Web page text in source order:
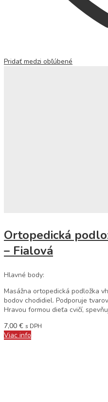
Pridať medzi obľúbené
Ortopedická
– Fialová
Hlavné body:
Masážna ortopedická podložka
bodov chodidiel. Podporuje
Hravou formou dieťa cvičí,
7,00 € s DPH
Viac info